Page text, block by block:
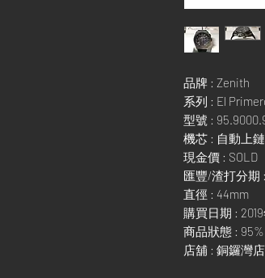
品牌 : Zenith
系列 : El
型號 :
機芯 : 自動上鏈
現金價 : SOLD
匯豐/渣打分期 :
直徑 : 44mm
購買日期 :
商品狀態 : 95%
店舖 : 銅鑼灣店